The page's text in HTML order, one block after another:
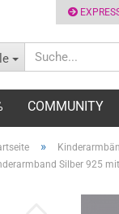
COMMUNITY
»
Silber 925